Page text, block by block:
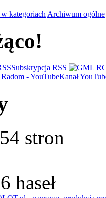
w kategoriach Archiwum ogólne
Subskrypcja RSS
Kanał
54 stron
haseł